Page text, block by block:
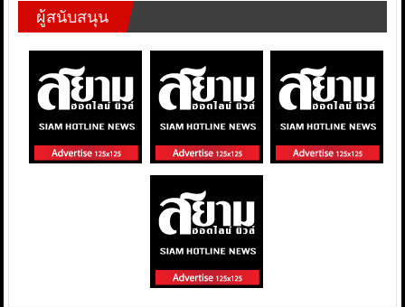
ผู้สนับสนุน